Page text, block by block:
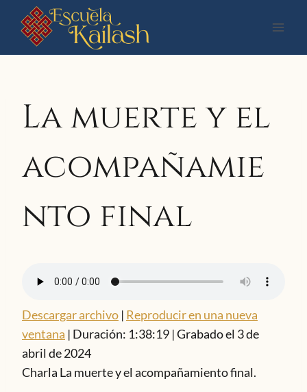
Saltar
contenido
La muerte y el
acompañamie
nto final
Descargar archivo | Reproducir en una nueva
ventana | Duración: 1:38:19 |Grabado el 3 de
abril de 2024
Charla La muerte y el acompañamiento final.